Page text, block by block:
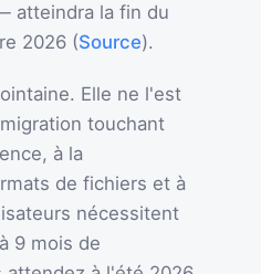
atteindra la fin du
2026 (Source).
Elle ne l'est
touchant
à la
de fichiers et à
nécessitent
9 mois de